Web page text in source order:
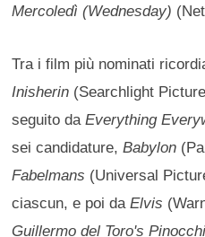
Mercoledì (Wednesday)
Tra i film più nominati
Inisherin (Searchlight
seguito daEverything
sei candidature,Babylon
Fabelmans (Universal
ciascun, e poi daElvis
Guillermo del Toro's